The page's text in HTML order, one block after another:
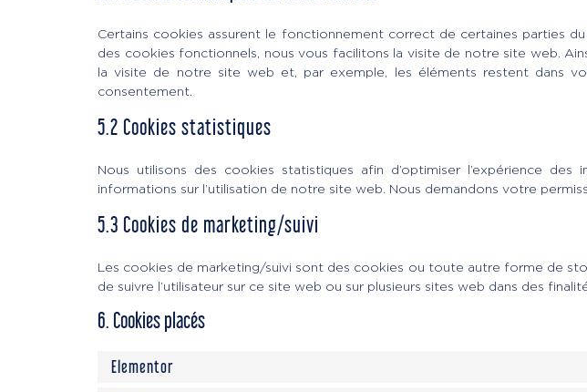
Certains cookies assurent le fonctionnement correct de certaines parties
des cookies fonctionnels, nous vous facilitons la visite de notre site web.
la visite de notre site web et, par exemple, les éléments restent dans
consentement.
5.2 Cookies statistiques
Nous utilisons des cookies statistiques afin d’optimiser l’expérience
informations sur l’utilisation de notre site web. Nous demandons votre
5.3 Cookies de marketing/suivi
Les cookies de marketing/suivi sont des cookies ou toute autre forme de
de suivre l’utilisateur sur ce site web ou sur plusieurs sites web dans des
6. Cookies placés
Elementor